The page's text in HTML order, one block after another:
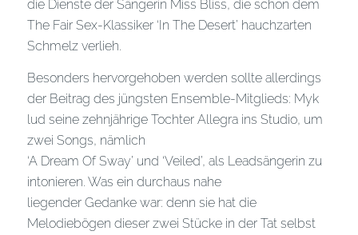
die Dienste der Sängerin Miss Bliss, die schon dem
The Fair Sex-Klassiker ‘In The Desert’ hauchzarten
Schmelz verlieh.
Besonders hervorgehoben werden sollte allerdings
der Beitrag des jüngsten Ensemble-Mitglieds: Myk
lud seine zehnjährige Tochter Allegra ins Studio, um
zwei Songs, nämlich
‘A Dream Of Sway’ und ‘Veiled’, als Leadsängerin zu
intonieren. Was ein durchaus nahe
liegender Gedanke war: denn sie hat die
Melodiebögen dieser zwei Stücke in der Tat selbst